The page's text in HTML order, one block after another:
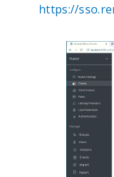
https://